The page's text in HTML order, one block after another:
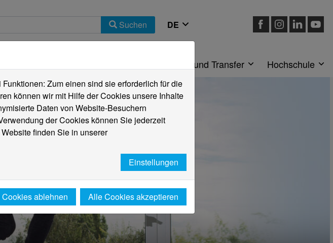
Suchen
Forschung und Transfer Hochschule
Zum einen sind sie erforderlich für die
können wir mit Hilfe der Cookies unsere Inhalte
Daten von Website-Besuchern
der Cookies können Sie jederzeit
finden Sie in unserer
Einstellungen
ablehnen Alle Cookies akzeptieren